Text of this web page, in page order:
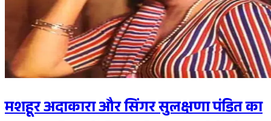
मशहूर अदाकारा और सिंगर सुलक्षणा पंडित का